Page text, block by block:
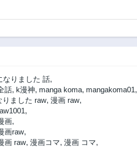
なりました 話,
話, k漫神, manga koma, mangakoma01,
りました raw, 漫画 raw,
,
画,
画raw,
画 raw, 漫画コマ, 漫画 コマ,